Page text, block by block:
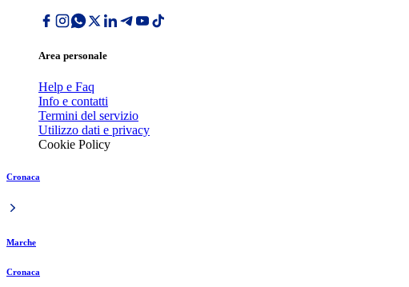
Area personale
Help e Faq
Info e contatti
Termini del servizio
Utilizzo dati e privacy
Cookie Policy
Cronaca
Marche
Cronaca